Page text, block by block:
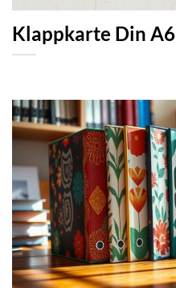
Klappkarte Din A6